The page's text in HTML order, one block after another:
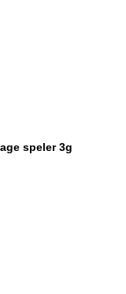
speler 3g